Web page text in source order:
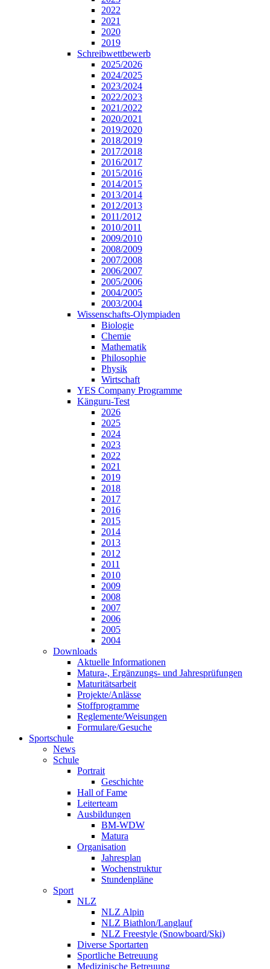
2022
2021
2020
2019
Schreibwettbewerb
2025/2026
2024/2025
2023/2024
2022/2023
2021/2022
2020/2021
2019/2020
2018/2019
2017/2018
2016/2017
2015/2016
2014/2015
2013/2014
2012/2013
2011/2012
2010/2011
2009/2010
2008/2009
2007/2008
2006/2007
2005/2006
2004/2005
2003/2004
Wissenschafts-Olympiaden
Biologie
Chemie
Mathematik
Philosophie
Physik
Wirtschaft
YES Company Programme
Känguru-Test
2026
2025
2024
2023
2022
2021
2019
2018
2017
2016
2015
2014
2013
2012
2011
2010
2009
2008
2007
2006
2005
2004
Downloads
Aktuelle Informationen
Matura-, Ergänzungs- und Jahresprüfungen
Maturitätsarbeit
Projekte/Anlässe
Stoffprogramme
Reglemente/Weisungen
Formulare/Gesuche
Sportschule
News
Schule
Portrait
Geschichte
Hall of Fame
Leiterteam
Ausbildungen
BM-WDW
Matura
Organisation
Jahresplan
Wochenstruktur
Stundenpläne
Sport
NLZ
NLZ Alpin
NLZ Biathlon/Langlauf
NLZ Freestyle (Snowboard/Ski)
Diverse Sportarten
Sportliche Betreuung
Medizinische Betreuung